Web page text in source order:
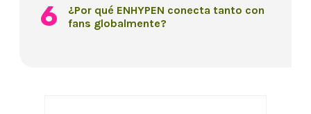
¿Por qué ENHYPEN conecta tanto con
fans globalmente?